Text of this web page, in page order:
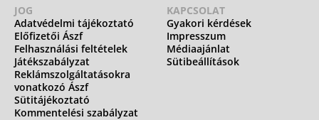
JOG
Adatvédelmi tájékoztató
Előfizetői Ászf
Felhasználási feltételek
Játékszabályzat
Reklámszolgáltatásokra
vonatkozó Ászf
Sütitájékoztató
Kommentelési szabályzat
KAPCSOLAT
Gyakori kérdések
Impresszum
Médiaajánlat
Sütibeállítások